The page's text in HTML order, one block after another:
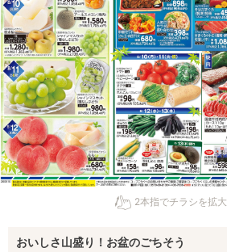
2本指でチラシを拡大
おいしさ山盛り！お盆のごちそう